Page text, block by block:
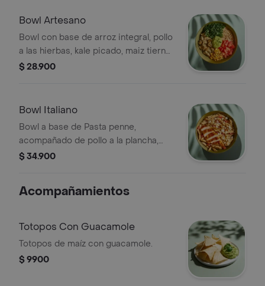
Bowl Artesano
Bowl con base de arroz integral, pollo
a las hierbas, kale picado, maiz tierno,
tomate, guacamole y cilantro.
$ 28.900
Bowl Italiano
Bowl a base de Pasta penne,
acompañado de pollo a la plancha,
pesto, tomate chonto y queso feta.
$ 34.900
Acompañamientos
Totopos Con Guacamole
Totopos de maíz con guacamole.
$ 9900